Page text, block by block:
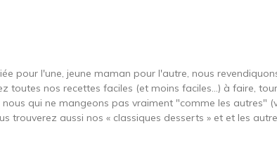
pour l'une, jeune maman pour l'autre, nous
toutes nos recettes faciles (et moins faciles…) à faire,
qui ne mangeons pas vraiment "comme les autres"
aussi nos « classiques desserts » et et les